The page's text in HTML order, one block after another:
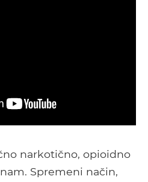
narkotično, opioidno
Spremeni način,